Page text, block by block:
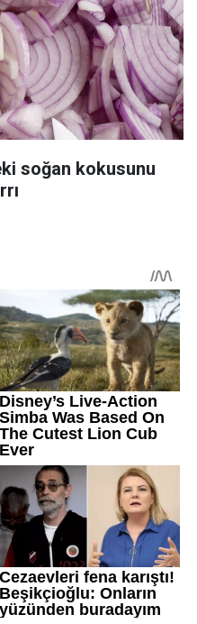
soğan kokusunu